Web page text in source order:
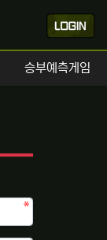
승부예측게임